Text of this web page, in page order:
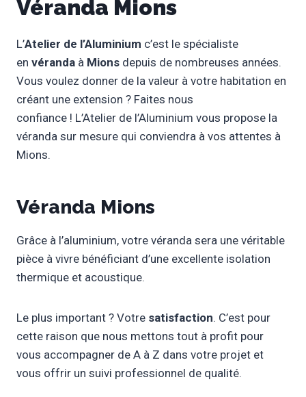
Véranda Mions
L’Atelier de l’Aluminium c’est le spécialiste
en véranda à Mions depuis de nombreuses années.
Vous voulez donner de la valeur à votre habitation en
créant une extension ? Faites nous
confiance ! L’Atelier de l’Aluminium vous propose la
véranda sur mesure qui conviendra à vos attentes à
Mions.
Véranda Mions
Grâce à l’aluminium, votre véranda sera une véritable
pièce à vivre bénéficiant d’une excellente isolation
thermique et acoustique.
Le plus important ? Votre satisfaction. C’est pour
cette raison que nous mettons tout à profit pour
vous accompagner de A à Z dans votre projet et
vous offrir un suivi professionnel de qualité.